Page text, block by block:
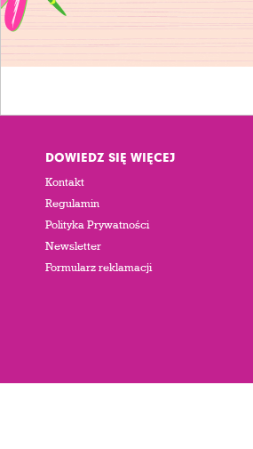
DOWIEDZ SIĘ WIĘCEJ
Kontakt
Regulamin
Polityka Prywatności
Newsletter
Formularz reklamacji